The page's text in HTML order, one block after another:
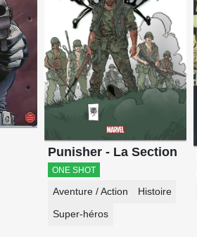
Punisher - La Section
ONE SHOT
Aventure / Action Histoire
Super-héros